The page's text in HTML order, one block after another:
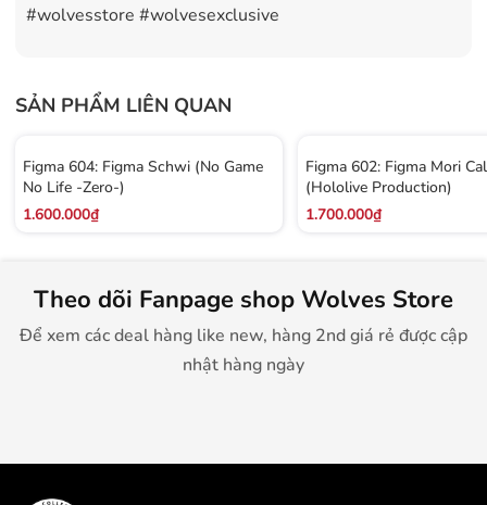
#wolvesstore #wolvesexclusive
SẢN PHẨM LIÊN QUAN
Figma 604: Figma Schwi (No Game
No Life -Zero-)
1.600.000₫
Figma 602: Figma Mori
(Hololive Production)
1.700.000₫
Theo dõi Fanpage shop Wolves Store
Để xem các deal hàng like new, hàng 2nd giá rẻ được cập
nhật hàng ngày